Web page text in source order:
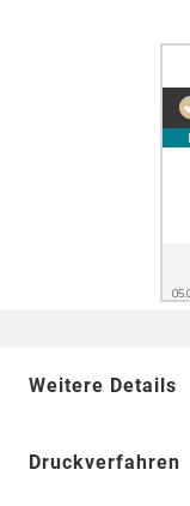
Weitere Details
Druckverfahren